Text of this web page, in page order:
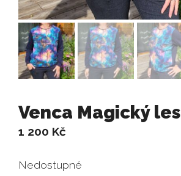
Venca Magický les
1 200 Kč
Nedostupné